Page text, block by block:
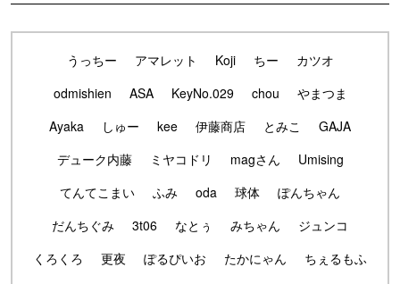
うっちー アマレット Koji ちー
カツオ
odmishien
ASA KeyNo.029 chou
やまつま
Ayaka
しゅー kee 伊藤商店 とみこ
GAJA
デューク内藤
ミヤコドリ magさん
Umising
てんてこまい
ふみ oda 球体
ぽんちゃん
だんちぐみ
3t06 なとぅ みちゃん
ジュンコ
くろくろ
更夜 ぽるぴいお たかにゃん
ちぇるもふ